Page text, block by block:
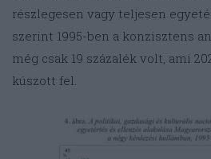
részlegesen vagy teljesen
szerint 1995-ben a konzisztens
még csak 19 százalék volt, ami
kúszott fel.